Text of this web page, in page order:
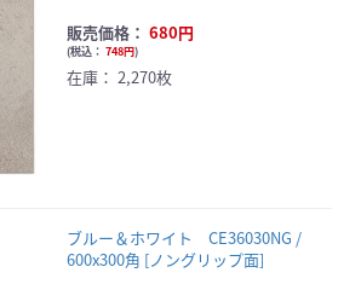
販売価格： 680円
(税込： 748円)
在庫： 2,270枚
ブルー＆ホワイト CE36030NG /
600x300角 [ノングリップ面]